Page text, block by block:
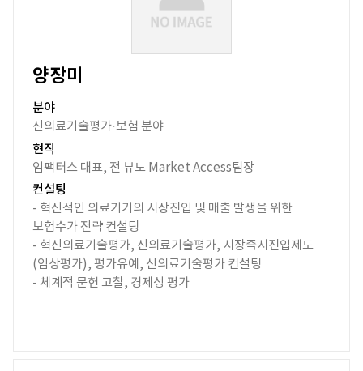
양장미
분야
신의료기술평가·보험 분야
현직
임팩터스 대표, 전 뷰노 Market Access팀장
컨설팅
- 혁신적인 의료기기의 시장진입 및 매출 발생을 위한
보험수가 전략 컨설팅
- 혁신의료기술평가, 신의료기술평가, 시장즉시진입제도
(임상평가), 평가유예, 신의료기술평가 컨설팅
- 체계적 문헌 고찰, 경제성 평가